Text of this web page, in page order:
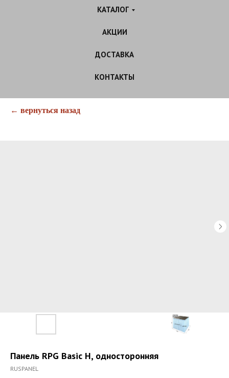
КАТАЛОГ
АКЦИИ
ДОСТАВКА
КОНТАКТЫ
← вернуться назад
Панель RPG Basic H, односторонняя
RUSPANEL